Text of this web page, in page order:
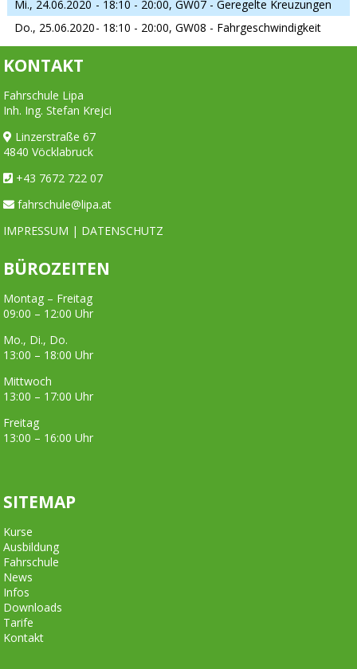
Mi., 24.06.2020 - 18:10 - 20:00, GW07 - Geregelte Kreuzungen
Do., 25.06.2020- 18:10 - 20:00, GW08 - Fahrgeschwindigkeit
KONTAKT
Fahrschule Lipa
Inh. Ing. Stefan Krejci
Linzerstraße 67
4840 Vöcklabruck
+43 7672 722 07
fahrschule@lipa.at
IMPRESSUM | DATENSCHUTZ
BÜROZEITEN
Montag – Freitag
09:00 – 12:00 Uhr
Mo., Di., Do.
13:00 – 18:00 Uhr
Mittwoch
13:00 – 17:00 Uhr
Freitag
13:00 – 16:00 Uhr
SITEMAP
Kurse
Ausbildung
Fahrschule
News
Infos
Downloads
Tarife
Kontakt